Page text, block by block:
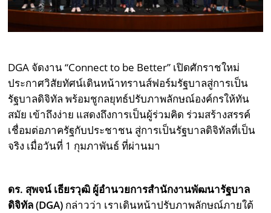
DGA จัดงาน “Connect to be Better” เปิดศักราชใหม่
ประกาศวิสัยทัศน์เดินหน้าทรานส์ฟอร์มรัฐบาลสู่การเป็น
รัฐบาลดิจิทัล พร้อมชูกลยุทธ์ปรับภาพลักษณ์องค์กรให้ทัน
สมัย เข้าถึงง่าย แสดงถึงการเป็นผู้ร่วมคิด ร่วมสร้างสรรค์
เชื่อมต่อภาครัฐกับประชาชน สู่การเป็นรัฐบาลดิจิทัลที่เป็น
จริง เมื่อวันที่ 1 กุมภาพันธ์ ที่ผ่านมา
ดร. สุพจน์ เธียรวุฒิ ผู้อำนวยการสำนักงานพัฒนารัฐบาล
ดิจิทัล (DGA) กล่าวว่า เราเดินหน้าปรับภาพลักษณ์ภายใต้